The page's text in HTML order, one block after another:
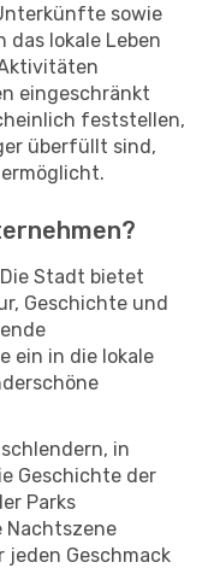
sowie
lokale Leben
eingeschränkt
feststellen,
überfüllt sind,
Stadt bietet
Geschichte und
ein in die lokale
in
Geschichte der
Parks
Nachtszene
Geschmack